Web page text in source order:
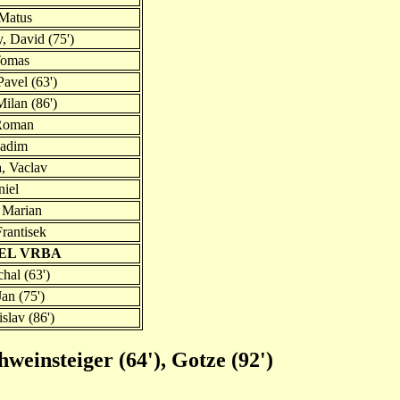
David (75')
(63')
(86')
Vaclav
VRBA
(63')
(75')
(86')
(64'), Gotze (92')